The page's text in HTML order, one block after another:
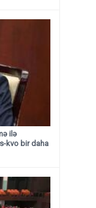
ilə
kvo bir daha